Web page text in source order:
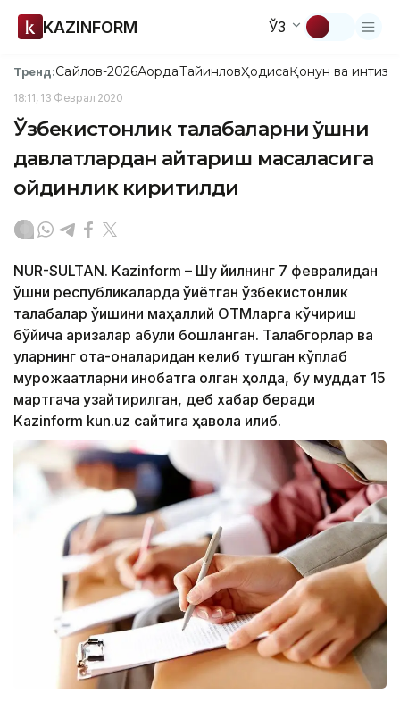
KAZINFORM ЎЗ
Тренд:Сайлов-2026АқордаТайинловҲодисаҚонун ва
18:11, 13 Феврал 2020
Ўзбекистонлик талабаларни қўшни
давлатлардан қайтариш масаласига
ойдинлик киритилди
NUR-SULTAN. Kazinform – Шу йилнинг 7 февралидан
қўшни республикаларда ўқиётган ўзбекистонлик
талабалар ўқишини маҳаллий ОТМларга кўчириш
бўйича аризалар қабули бошланган. Талабгорлар ва
уларнинг ота-оналаридан келиб тушган кўплаб
мурожаатларни инобатга олган ҳолда, бу муддат 15
мартгача узайтирилган, деб хабар беради
Kazinform kun.uz сайтига ҳавола қилиб.